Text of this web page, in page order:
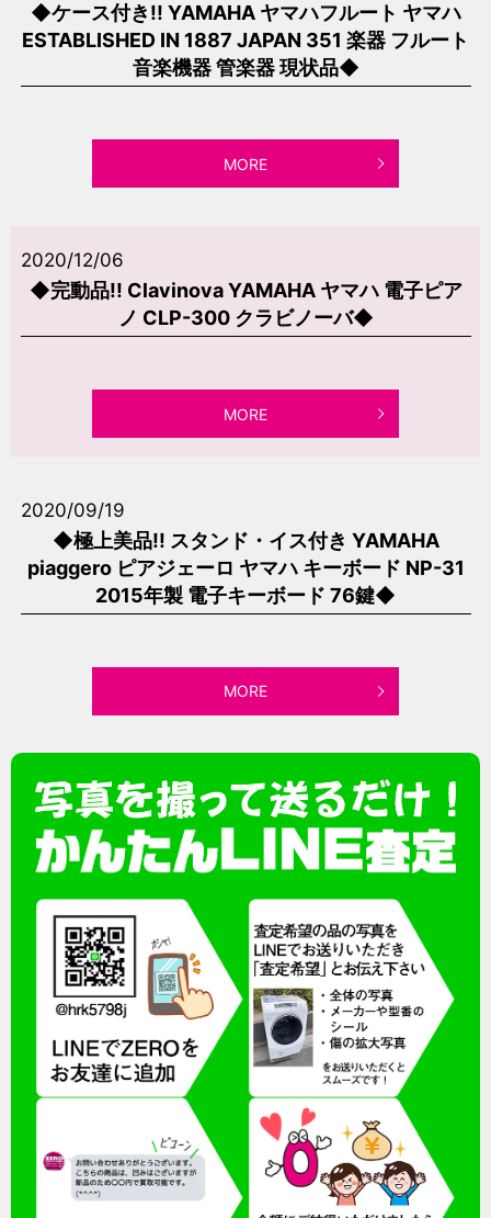
◆ケース付き!! YAMAHA ヤマハフルート ヤマハ
ESTABLISHED IN 1887 JAPAN 351 楽器 フルート
音楽機器 管楽器 現状品◆
MORE
2020/12/06
◆完動品!! Clavinova YAMAHA ヤマハ 電子ピア
ノ CLP-300 クラビノーバ◆
MORE
2020/09/19
◆極上美品!! スタンド・イス付き YAMAHA
piaggero ピアジェーロ ヤマハ キーボード NP-31
2015年製 電子キーボード 76鍵◆
MORE